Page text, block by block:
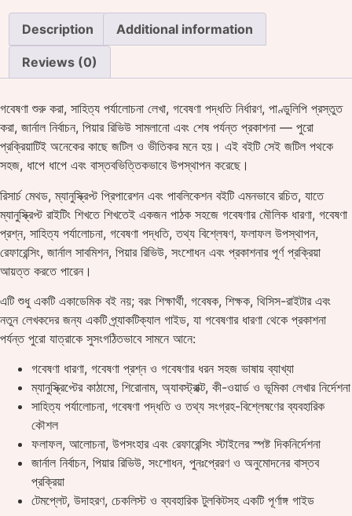
Description Additional information
Reviews (0)
গবেষণা শুরু করা, সাহিত্য পর্যালোচনা লেখা, গবেষণা পদ্ধতি নির্ধারণ, পাণ্ডুলিপি প্রস্তুত
করা, জার্নাল নির্বাচন, পিয়ার রিভিউ সামলানো এবং শেষ পর্যন্ত প্রকাশনা — পুরো
প্রক্রিয়াটিই অনেকের কাছে জটিল ও ভীতিকর মনে হয়। এই বইটি সেই জটিল পথকে
সহজ, ধাপে ধাপে এবং বাস্তবভিত্তিকভাবে উপস্থাপন করেছে।
রিসার্চ মেথড, ম্যানুস্ক্রিপ্ট প্রিপারেশন এবং পাবলিকেশন বইটি এমনভাবে রচিত, যাতে
ম্যানুস্ক্রিপ্ট রাইটিং শিখতে শিখতেই একজন পাঠক সহজে গবেষণার মৌলিক ধারণা, গবেষণা
প্রশ্ন, সাহিত্য পর্যালোচনা, গবেষণা পদ্ধতি, তথ্য বিশ্লেষণ, ফলাফল উপস্থাপন,
রেফারেন্সিং, জার্নাল সাবমিশন, পিয়ার রিভিউ, সংশোধন এবং প্রকাশনার পূর্ণ প্রক্রিয়া
আয়ত্ত করতে পারেন।
এটি শুধু একটি একাডেমিক বই নয়; বরং শিক্ষার্থী, গবেষক, শিক্ষক, থিসিস-রাইটার এবং
নতুন লেখকদের জন্য একটি প্র্যাকটিক্যাল গাইড, যা গবেষণার ধারণা থেকে প্রকাশনা
পর্যন্ত পুরো যাত্রাকে সুসংগঠিতভাবে সামনে আনে:
গবেষণা ধারণা, গবেষণা প্রশ্ন ও গবেষণার ধরন সহজ ভাষায় ব্যাখ্যা
ম্যানুস্ক্রিপ্টের কাঠামো, শিরোনাম, অ্যাবস্ট্রাক্ট, কী-ওয়ার্ড ও ভূমিকা লেখার নির্দেশনা
সাহিত্য পর্যালোচনা, গবেষণা পদ্ধতি ও তথ্য সংগ্রহ-বিশ্লেষণের ব্যবহারিক
কৌশল
ফলাফল, আলোচনা, উপসংহার এবং রেফারেন্সিং স্টাইলের স্পষ্ট দিকনির্দেশনা
জার্নাল নির্বাচন, পিয়ার রিভিউ, সংশোধন, পুনঃপ্রেরণ ও অনুমোদনের বাস্তব
প্রক্রিয়া
টেমপ্লেট, উদাহরণ, চেকলিস্ট ও ব্যবহারিক টুলকিটসহ একটি পূর্ণাঙ্গ গাইড